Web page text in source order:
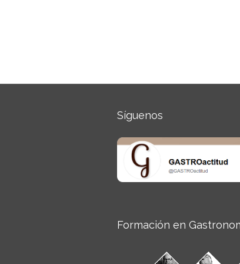
Síguenos
Formación en